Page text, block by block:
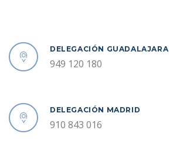
DELEGACIÓN GUADALAJARA
949 120 180
DELEGACIÓN MADRID
910 843 016